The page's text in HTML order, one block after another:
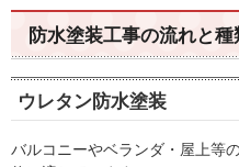
防水塗装工事の流れと種
ウレタン防水塗装
バルコニーやベランダ・屋上等